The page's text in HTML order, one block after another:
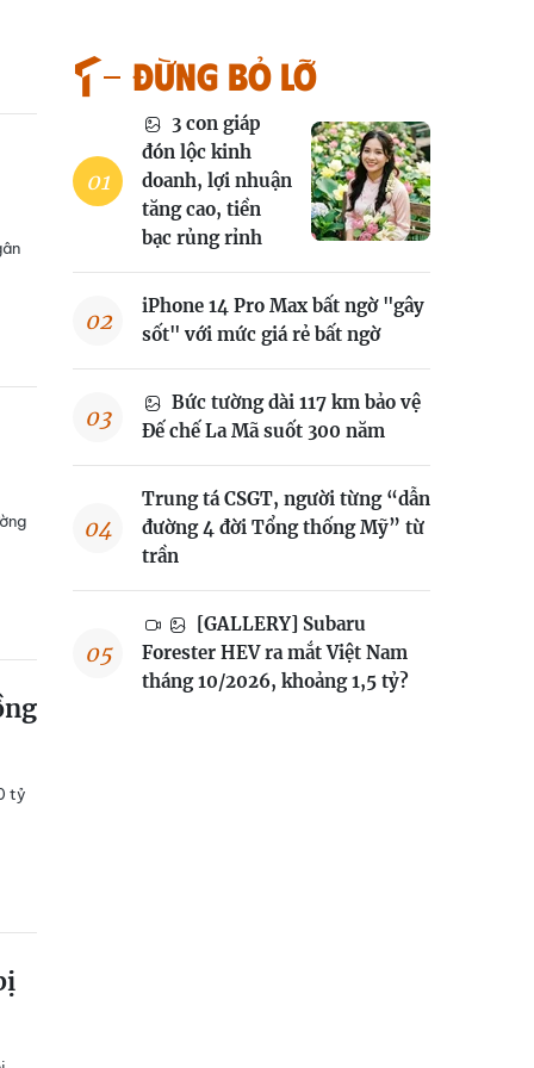
tỷ
Đừng bỏ lỡ
3 con giáp
đón lộc kinh
doanh, lợi nhuận
tăng cao, tiền
bạc rủng rỉnh
iPhone 14 Pro Max bất ngờ "gây
sốt" với mức giá rẻ bất ngờ
Bức tường dài 117 km bảo vệ
Đế chế La Mã suốt 300 năm
Trung tá CSGT, người từng “dẫn
đường 4 đời Tổng thống Mỹ” từ
trần
[GALLERY] Subaru
Forester HEV ra mắt Việt Nam
tháng 10/2026, khoảng 1,5 tỷ?